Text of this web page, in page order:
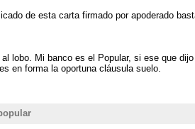
de esta carta firmado por apoderado
lobo. Mi banco es el Popular, si ese que
en forma la oportuna cláusula suelo.